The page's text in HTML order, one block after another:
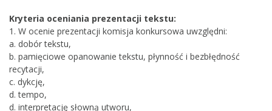
Kryteria oceniania prezentacji tekstu:
1. W ocenie prezentacji komisja konkursowa uwzględni:
a. dobór tekstu,
b. pamięciowe opanowanie tekstu, płynność i bezbłędność
recytacji,
c. dykcję,
d. tempo,
d. interpretację słowną utworu,